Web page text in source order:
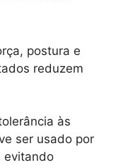
postura e
reduzem
às
ser usado por
evitando